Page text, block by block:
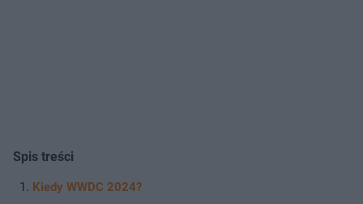
Spis treści
Kiedy WWDC 2024?